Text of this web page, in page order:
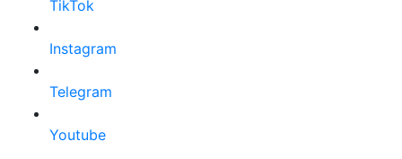
TikTok
Instagram
Telegram
Youtube